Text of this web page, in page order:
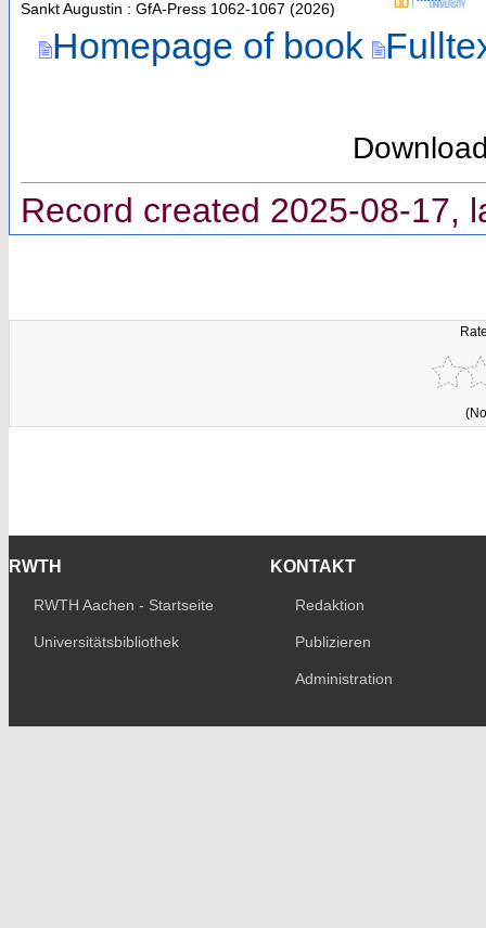
Sankt Augustin : GfA-Press 1062-1067 (2026)
Homepage of book
Record created 2025-08-17,
RWTH
RWTH Aachen - Startseite
Universitätsbibliothek
KONTAKT
Redaktion
Publizieren
Administration